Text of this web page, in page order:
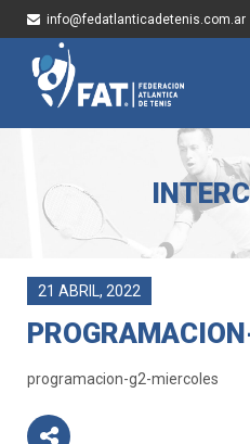
info@fedatlanticadetenis.com.ar
21 ABRIL, 2022
programacion-g2-miercoles